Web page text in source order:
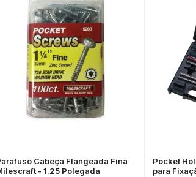
Cabeça Flangeada Fina
- 1.25 Polegada
Pocket
para